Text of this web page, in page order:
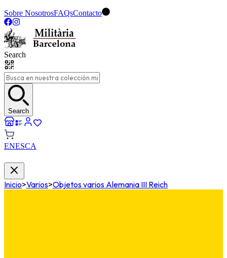
Sobre NosotrosFAQsContacto
Search
Search
ENESCA
Inicio>Varios>Objetos varios Alemania III Reich